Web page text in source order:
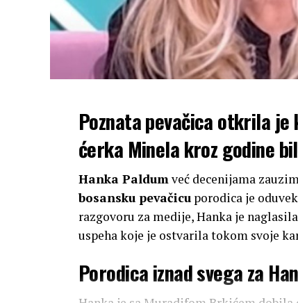
Poznata pevačica otkrila
ćerka Minela kroz godine
Hanka Paldumveć decenijama
bosansku pevačicu porodica je
razgovoru za medije, Hanka je
uspeha koje je ostvarila tokom svoje
Porodica iznad svega za